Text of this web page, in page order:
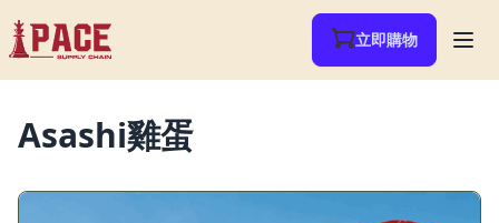
立即購物
Asashi雞蛋